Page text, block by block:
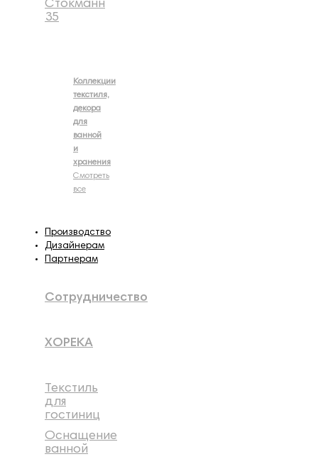
Стокманн
35
Коллекции
текстиля,
декора
для
ванной
и
хранения
Смотреть
все
Производство
Дизайнерам
Партнерам
Сотрудничество
ХОРЕКА
Текстиль
для
гостиниц
Оснащение
ванной